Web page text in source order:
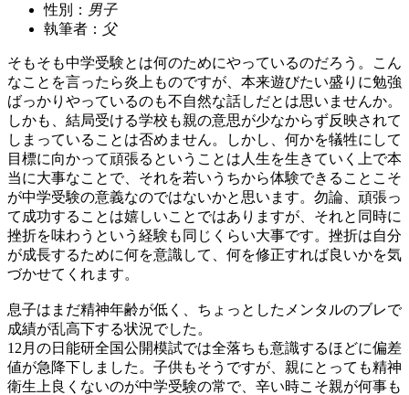
性別： 男子
執筆者： 父
そもそも中学受験とは何のためにやっているのだろう。こん
なことを言ったら炎上ものですが、本来遊びたい盛りに勉強
ばっかりやっているのも不自然な話しだとは思いませんか。
しかも、結局受ける学校も親の意思が少なからず反映されて
しまっていることは否めません。しかし、何かを犠牲にして
目標に向かって頑張るということは人生を生きていく上で本
当に大事なことで、それを若いうちから体験できることこそ
が中学受験の意義なのではないかと思います。勿論、頑張っ
て成功することは嬉しいことではありますが、それと同時に
挫折を味わうという経験も同じくらい大事です。挫折は自分
が成長するために何を意識して、何を修正すれば良いかを気
づかせてくれます。
息子はまだ精神年齢が低く、ちょっとしたメンタルのブレで
成績が乱高下する状況でした。
12月の日能研全国公開模試では全落ちも意識するほどに偏差
値が急降下しました。子供もそうですが、親にとっても精神
衛生上良くないのが中学受験の常で、辛い時こそ親が何事も